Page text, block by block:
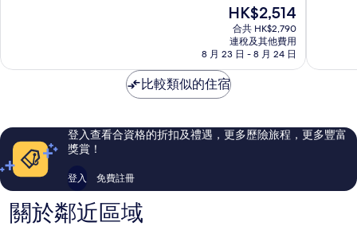
斯
完
評
價
篇
評
現
售
HK$2,514
HK$2,514
合共 HK$2,790
連稅及其他費用
8 月 23 日 - 8 月 24 日
西
卓
評
價
比較類似的住宿
登入查看合資格的折扣及禮遇，更多歷險旅程，更多豐富
獎賞！
登入 免費註冊
關於鄰近區域